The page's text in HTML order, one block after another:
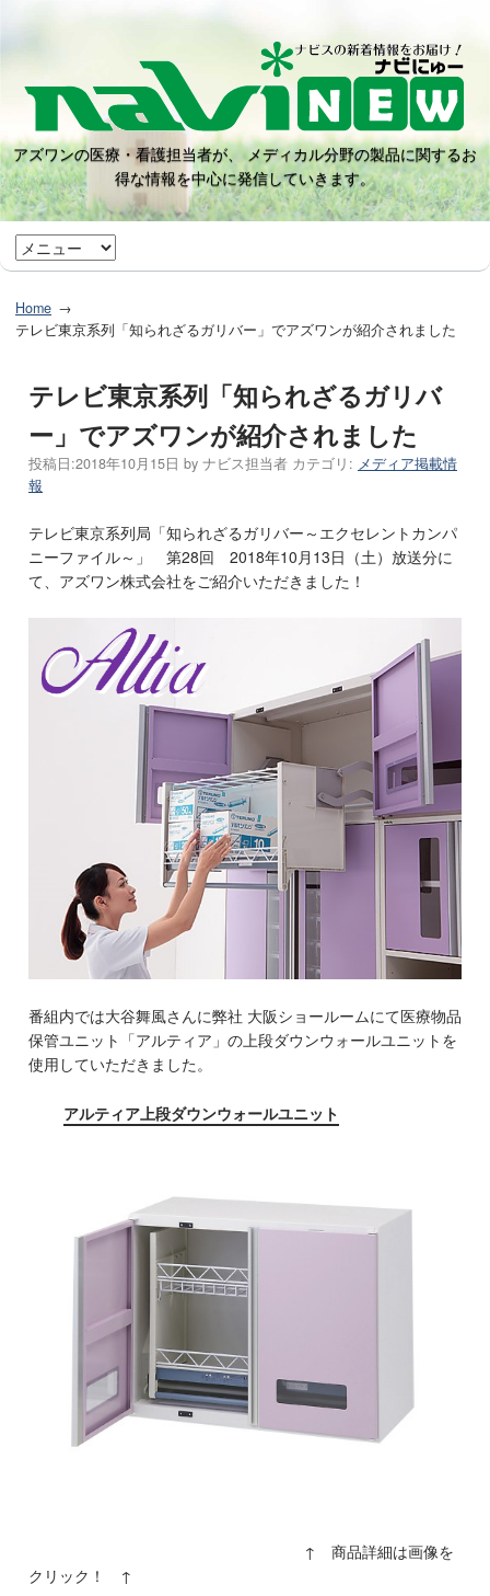
アズワンの医療・看護担当者が、 メディカル分野の製品に関するお
得な情報を中心に発信していきます。
Home
テレビ東京系列「知られざるガリバー」でアズワンが紹介されました
テレビ東京系列「知られざるガリバ
ー」でアズワンが紹介されました
投稿日:2018年10月15日 by ナビス担当者 カテゴリ: メディア掲載情
報
テレビ東京系列局「知られざるガリバー～エクセレントカンパ
ニーファイル～」 第28回 2018年10月13日（土）放送分に
て、アズワン株式会社をご紹介いただきました！
番組内では大谷舞風さんに弊社 大阪ショールームにて医療物品
保管ユニット「アルティア」の上段ダウンウォールユニットを
使用していただきました。
アルティア上段ダウンウォールユニット
↑ 商品詳細は画像を
クリック！ ↑